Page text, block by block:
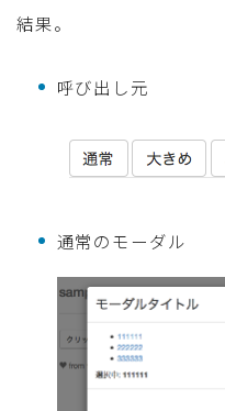
結果。
呼び出し元
通常のモーダル